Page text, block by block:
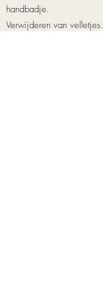
handbadje.
Verwijderen van velletjes.